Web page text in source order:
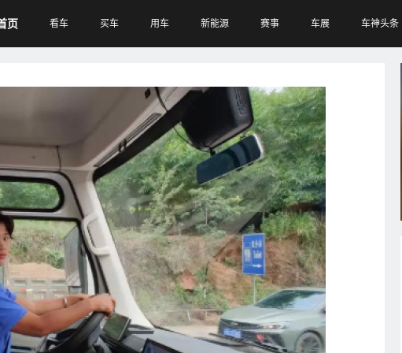
页 看车 买车 用车 新能源 赛事 车展 车神头条